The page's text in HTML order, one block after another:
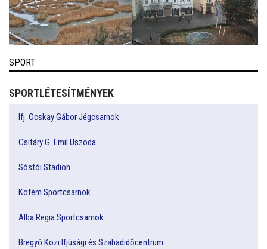
SPORT
SPORTLÉTESÍTMÉNYEK
Ifj. Ocskay Gábor Jégcsarnok
Csitáry G. Emil Uszoda
Sóstói Stadion
Köfém Sportcsarnok
Alba Regia Sportcsarnok
Bregyó Közi Ifjúsági és Szabadidőcentrum